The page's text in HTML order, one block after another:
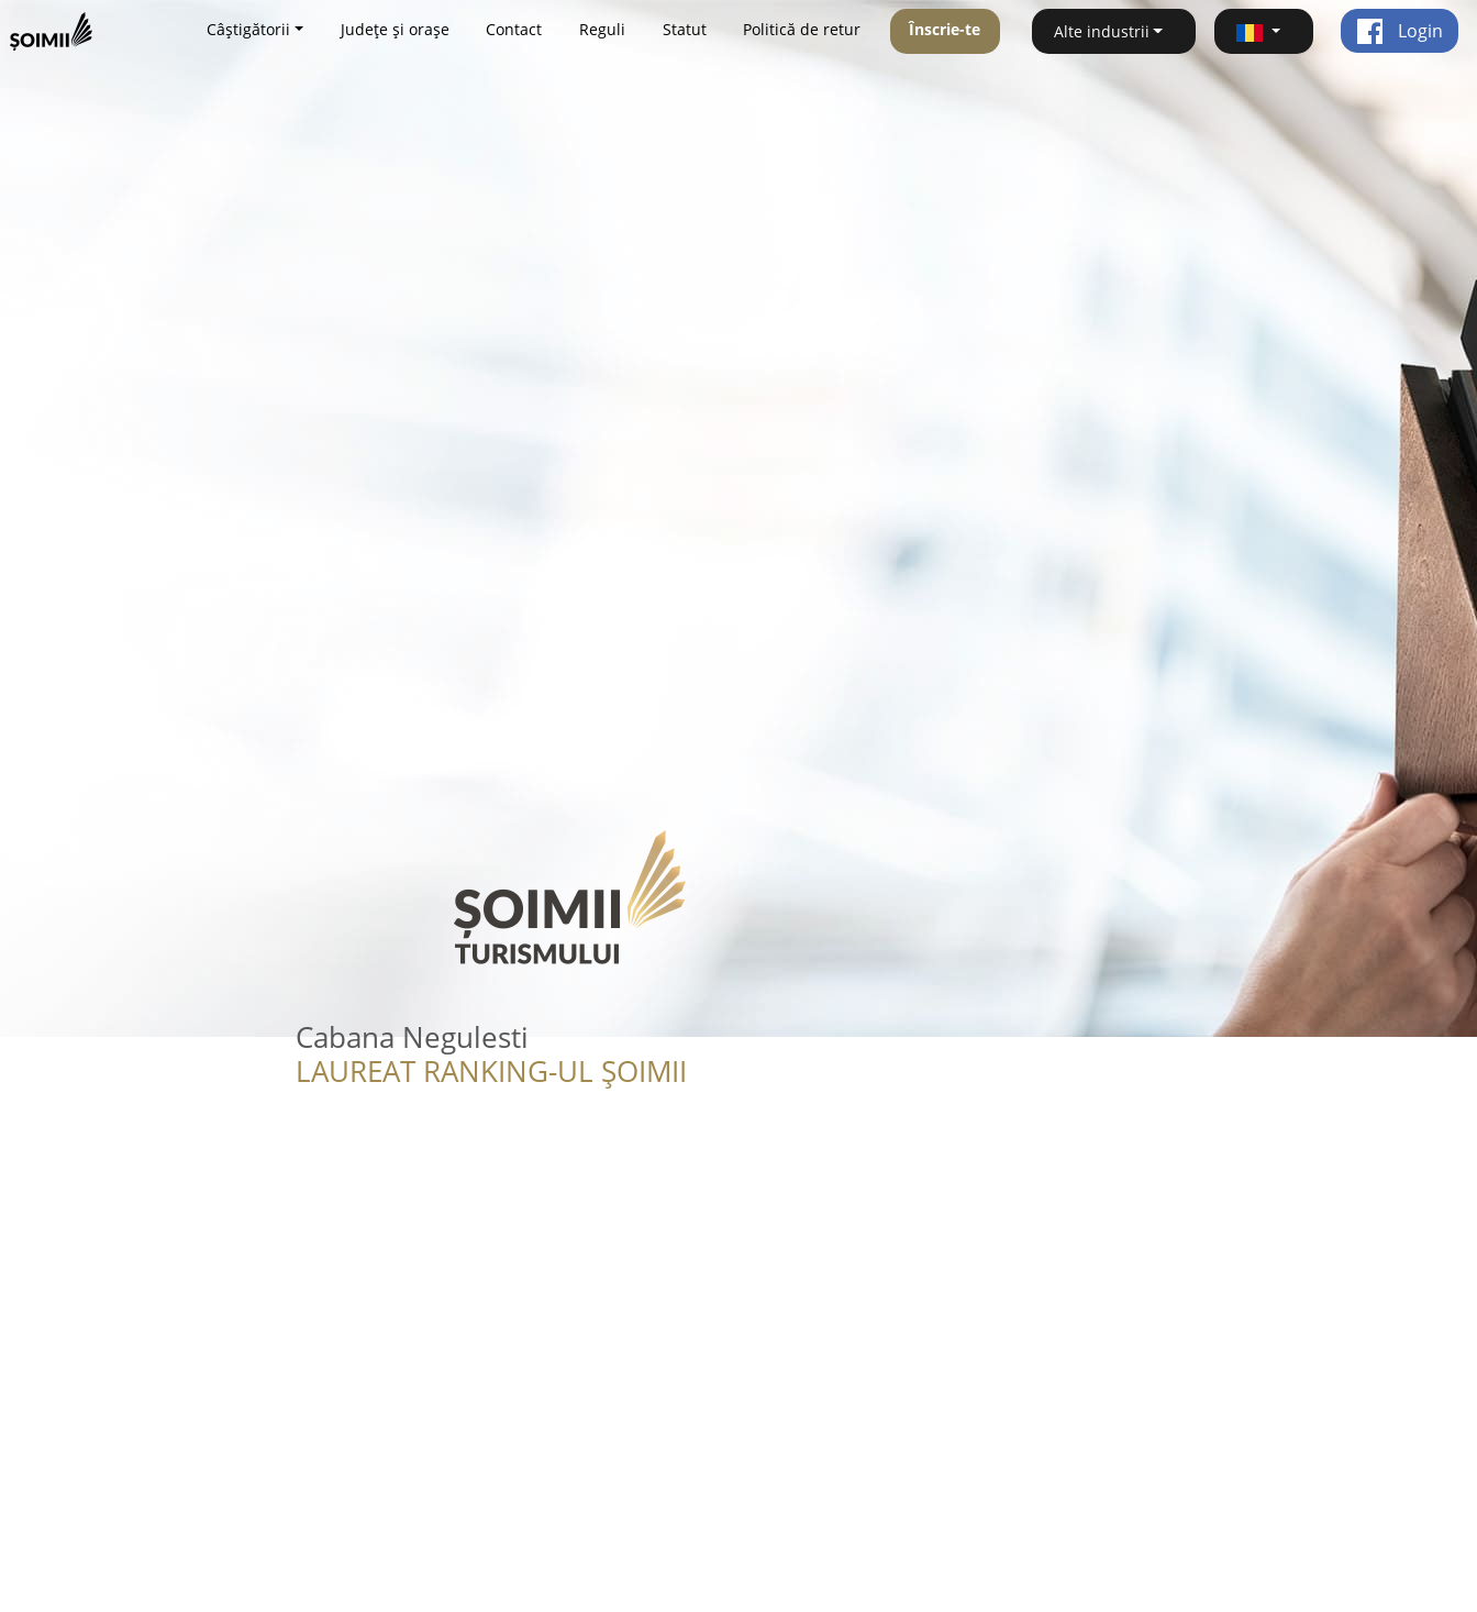
Câștigătorii Județe și orașe Contact Reguli Statut Politică de retur Înscrie-te Alte industrii Login
Cabana Negulesti
LAUREAT RANKING-UL ȘOIMII